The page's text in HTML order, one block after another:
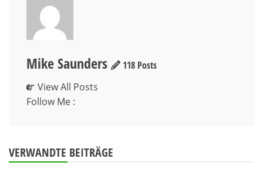
Mike Saunders
118 Posts
View All Posts
Follow Me :
VERWANDTE BEITRÄGE